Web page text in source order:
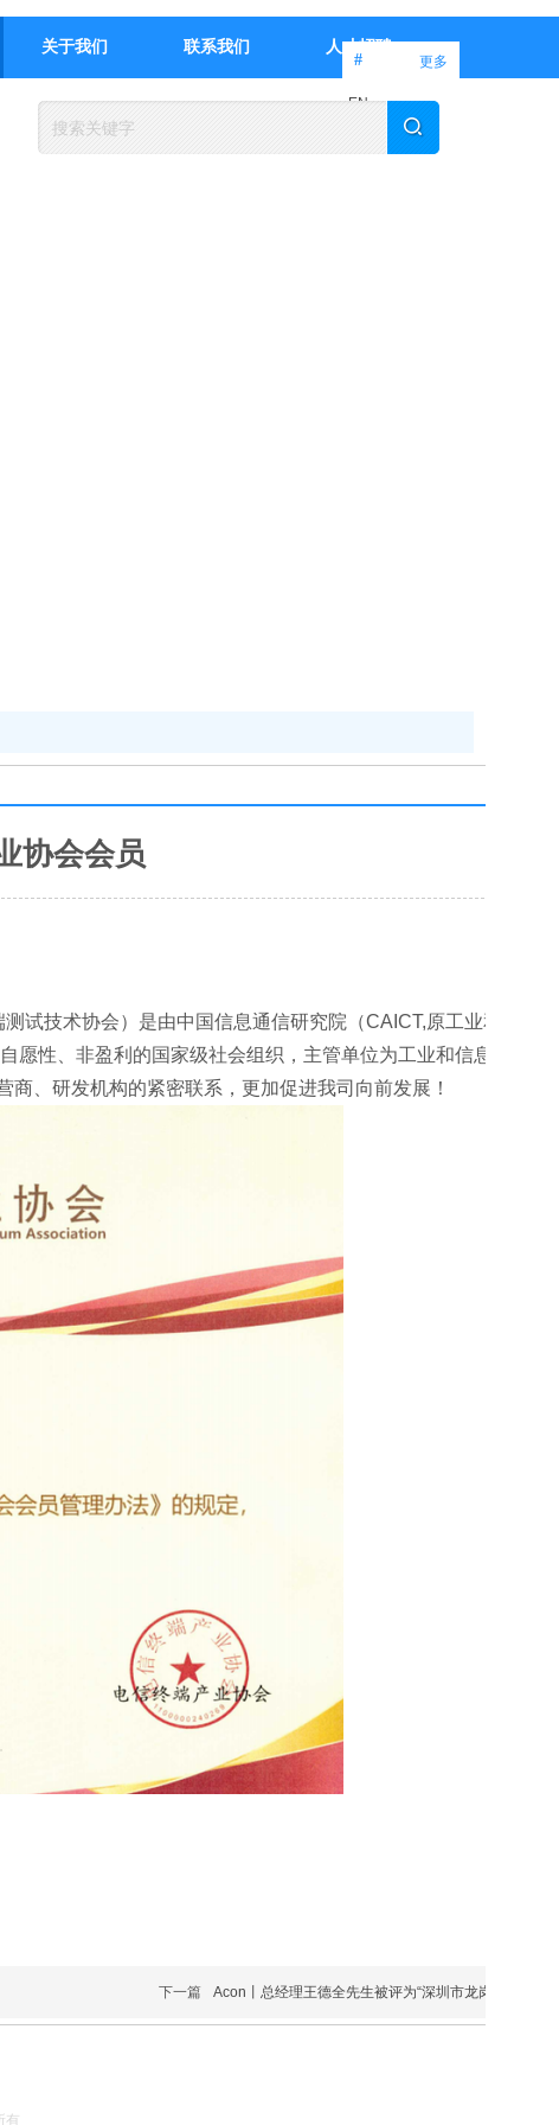
# 更多
EN
关于我们 联系我们 人才招聘
协会会员
试技术协会）是由中国信息通信研究院（CAICT,原工业和信息
性、非盈利的国家级社会组织，主管单位为工业和信息化部。
、研发机构的紧密联系，更加促进我司向前发展！
下一篇 Acon丨总经理王德全先生被评为“深圳市龙岗区优秀共
有